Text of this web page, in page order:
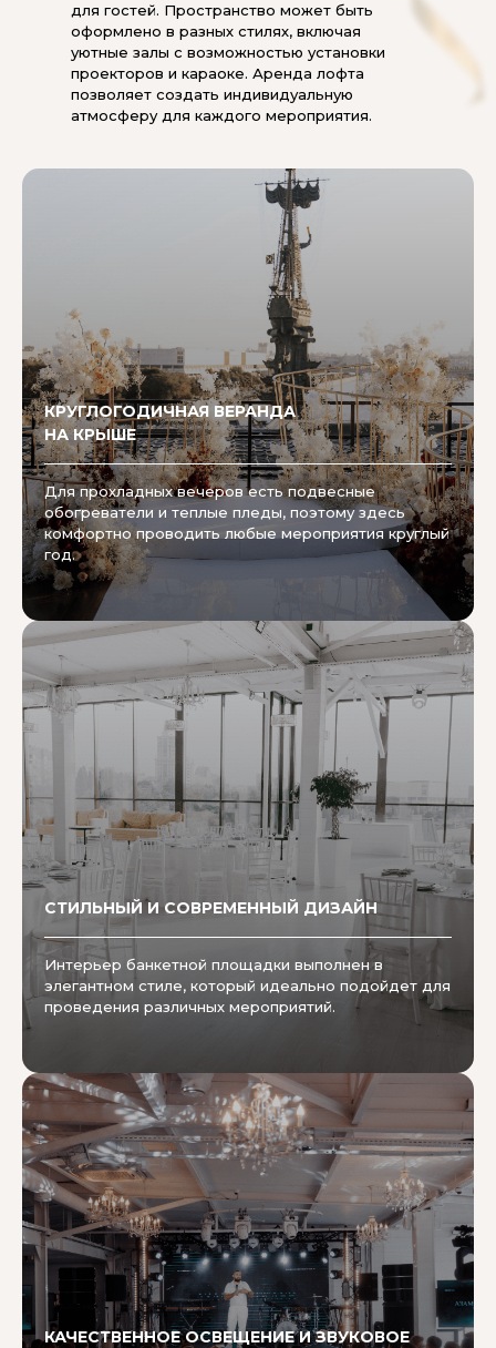
для гостей. Пространство может быть
оформлено в разных стилях, включая
уютные залы с возможностью установки
проекторов и караоке. Аренда лофта
позволяет создать индивидуальную
атмосферу для каждого мероприятия.
КРУГЛОГОДИЧНАЯ ВЕРАНДА
НА КРЫШЕ
Для прохладных вечеров есть подвесные
обогреватели и теплые пледы, поэтому здесь
комфортно проводить любые мероприятия круглый
год.
СТИЛЬНЫЙ И СОВРЕМЕННЫЙ ДИЗАЙН
Интерьер банкетной площадки выполнен в
элегантном стиле, который идеально подойдет для
проведения различных мероприятий.
КАЧЕСТВЕННОЕ ОСВЕЩЕНИЕ И ЗВУКОВОЕ